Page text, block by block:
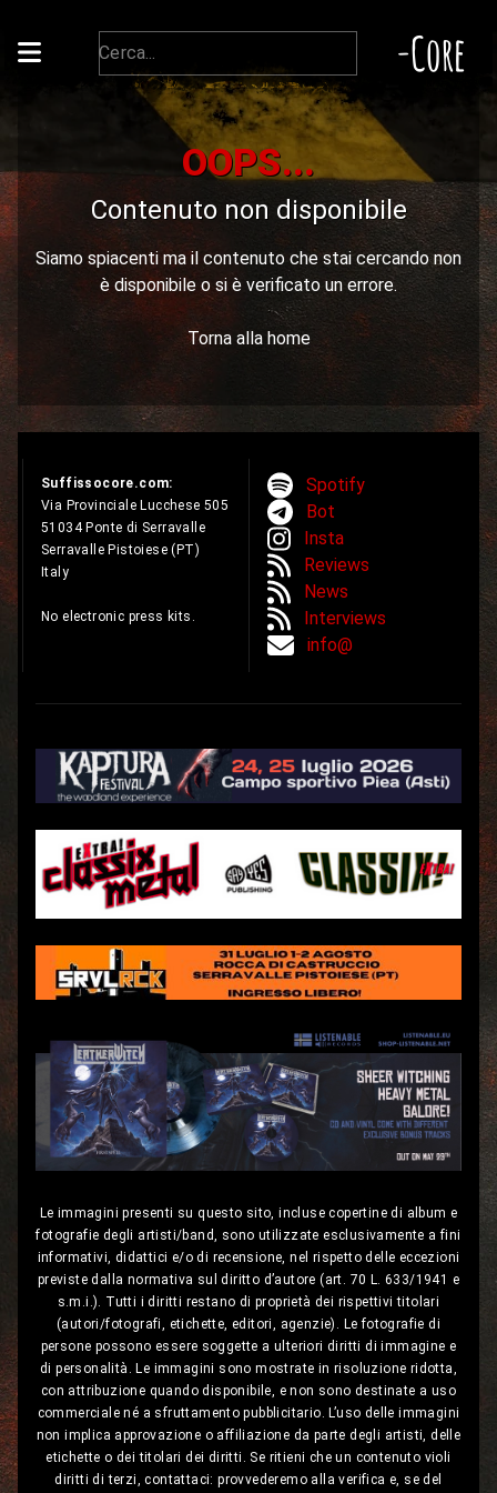
-Core
OOPS...
Contenuto non disponibile
Siamo spiacenti ma il contenuto che stai cercando non
è disponibile o si è verificato un errore.
Torna alla home
Suffissocore.com:
Via Provinciale Lucchese 505
51034 Ponte di Serravalle
Serravalle Pistoiese (PT)
Italy
No electronic press kits.
Spotify
Bot
Insta
Reviews
News
Interviews
info@
Le immagini presenti su questo sito, incluse copertine di album e
fotografie degli artisti/band, sono utilizzate esclusivamente a fini
informativi, didattici e/o di recensione, nel rispetto delle eccezioni
previste dalla normativa sul diritto d’autore (art. 70 L. 633/1941 e
s.m.i.). Tutti i diritti restano di proprietà dei rispettivi titolari
(autori/fotografi, etichette, editori, agenzie). Le fotografie di
persone possono essere soggette a ulteriori diritti di immagine e
di personalità. Le immagini sono mostrate in risoluzione ridotta,
con attribuzione quando disponibile, e non sono destinate a uso
commerciale né a sfruttamento pubblicitario. L’uso delle immagini
non implica approvazione o affiliazione da parte degli artisti, delle
etichette o dei titolari dei diritti. Se ritieni che un contenuto violi
diritti di terzi, contattaci: provvederemo alla verifica e, se del